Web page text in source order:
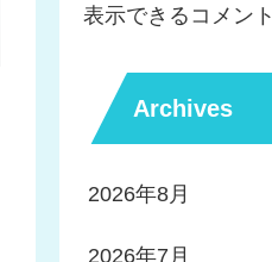
表示できるコメン
Archives
2026年8月
2026年7月